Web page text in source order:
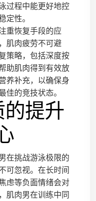
过程中能更好地控
定性。
重恢复手段的应
肌肉疲劳不可避
策略，包括深度按
助肌肉得到有效放
养补充，以确保身
佳的竞技状态。
提升
在挑战游泳极限的
可忽视。在长时间
虑等负面情绪会对
肌肉男在训练中同